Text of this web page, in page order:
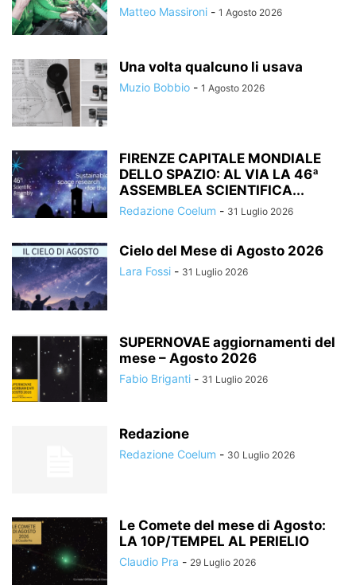
Matteo Massironi - 1 Agosto 2026
Una volta qualcuno li usava
Muzio Bobbio - 1 Agosto 2026
FIRENZE CAPITALE MONDIALE
DELLO SPAZIO: AL VIA LA 46ª
ASSEMBLEA SCIENTIFICA...
Redazione Coelum - 31 Luglio 2026
Cielo del Mese di Agosto 2026
Lara Fossi - 31 Luglio 2026
SUPERNOVAE aggiornamenti del
mese – Agosto 2026
Fabio Briganti - 31 Luglio 2026
Redazione
Redazione Coelum - 30 Luglio 2026
Le Comete del mese di Agosto:
LA 10P/TEMPEL AL PERIELIO
Claudio Pra - 29 Luglio 2026